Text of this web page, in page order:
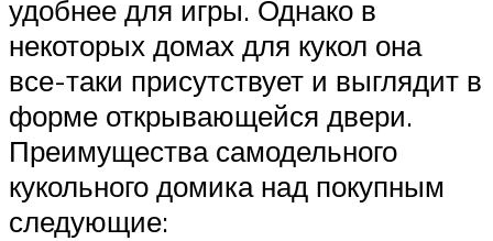
удобнее для игры. Однако в
некоторых домах для кукол она
все-таки присутствует и выглядит в
форме открывающейся двери.
Преимущества самодельного
кукольного домика над покупным
следующие: